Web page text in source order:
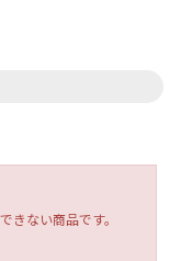
きない商品です。